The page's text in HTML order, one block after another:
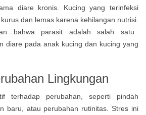
diare kronis. Kucing yang terinfeksi
dan lemas karena kehilangan nutrisi.
bahwa parasit adalah salah satu
diare pada anak kucing dan kucing yang
Lingkungan
terhadap perubahan, seperti pindah
baru, atau perubahan rutinitas. Stres ini